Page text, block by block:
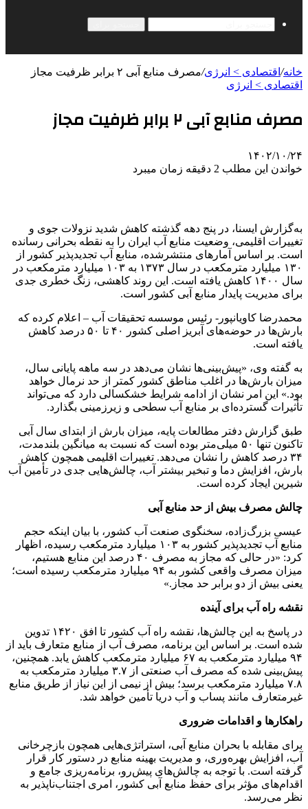
خانه/ اقتصادی > انرژی/مصرف منابع آبی ۲ برابر ظرفیت مجاز
اقتصادی > انرژی
مصرف منابع آبی ۲ برابر ظرفیت مجاز
۱۴۰۲/۱۰/۲۴
خواندن این مطلب 2 دقیقه زمان میبرد
به‌گزارش ایسنا، در پنج دهه گذشته کاهش شدید نزولات جوی و
تغییرات اقلیمی، وضعیت منابع آب ایران را به نقطه بحرانی رسانده
است. بر اساس آمارهای منتشرشده، منابع آب تجدیدپذیر کشور از
۱۳۰ میلیارد مترمکعب در سال ۱۳۷۳ به ۱۰۳ میلیارد مترمکعب در
سال ۱۴۰۰ کاهش یافته است. این روند کاهشی، زنگ خطری جدی
برای مدیریت پایدار منابع آبی کشور است.
محمدرضا کاویانپور- رئیس موسسه تحقیقات آب – اعلام کرده که
بارش‌ها در حوضه‌های آبریز اصلی کشور ۴۰ تا ۵۰ درصد کاهش
یافته است.
به گفته وی، «پیش‌بینی‌ها نشان می‌دهد در سه ماهه پایانی سال،
میزان بارش‌ها در اغلب مناطق کشور کمتر از حد نرمال خواهد
بود.» این امر نشان از ادامه شرایط خشکسالی دارد که می‌تواند
تأثیرات گسترده‌ای بر منابع آب سطحی و زیرزمینی بگذارد.
طبق گزارش دفتر مطالعات پایه، میزان بارش از ابتدای سال آبی
تاکنون تنها ۵۰ میلی‌متر بوده است که نسبت به میانگین بلندمدت،
۳۴ درصد کاهش را نشان می‌دهد. تغییرات اقلیمی همچون کاهش
بارش، افزایش دما و تبخیر بیشتر آب، چالش‌هایی جدی در تأمین آب
شیرین ایجاد کرده است.
چالش مصرف بیش از حد منابع آبی
عیسی بزرگ‌زاده، سخنگوی صنعت آب کشور، با بیان اینکه حجم
منابع آب تجدیدپذیر کشور به ۱۰۳ میلیارد مترمکعب رسیده، اظهار
کرد: «در حالی که مجاز به مصرف ۴۰ درصد این منابع هستیم،
میزان مصرف واقعی کشور به ۹۴ میلیارد مترمکعب رسیده است؛
یعنی بیش از دو برابر حد مجاز.»
نقشه راه آب برای آینده
در پاسخ به این چالش‌ها، نقشه راه آب کشور تا افق ۱۴۲۰ تدوین
شده است. بر اساس این برنامه، مصرف آب از منابع متعارف باید از
۹۴ میلیارد مترمکعب به ۶۷ میلیارد مترمکعب کاهش یابد. همچنین،
پیش‌بینی شده که مصرف آب صنعتی از ۳.۷ میلیارد مترمکعب به
۷.۸ میلیارد مترمکعب برسد؛ بیش از نیمی از این نیاز از طریق منابع
غیرمتعارف مانند پساب و آب دریا تأمین خواهد شد.
راهکارها و اقدامات ضروری
برای مقابله با بحران منابع آبی، استراتژی‌هایی همچون بازچرخانی
آب، افزایش بهره‌وری، و مدیریت بهینه منابع در دستور کار قرار
گرفته است. با توجه به چالش‌های پیش‌رو، برنامه‌ریزی جامع و
اقدام‌های مؤثر برای حفظ منابع آبی کشور، امری اجتناب‌ناپذیر به
نظر می‌رسد.